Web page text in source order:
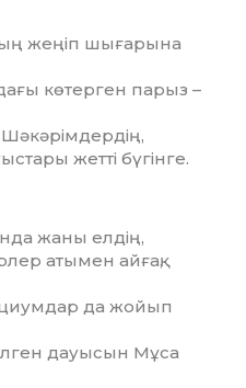
жеңіп шығарына
көтерген парыз –
жетті бүгінге.
жаны елдің,
атымен айғақ,
да жойып
дауысын Мұса